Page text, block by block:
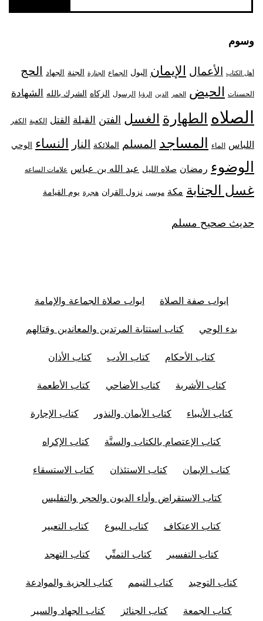
وسوم
أهل الكتاب الأعمال الإيمان البول الجماع الجنازة الجنة الجهاد الحج
الحسنات الحيض الخمر الدين الرؤيا الرسول الزكاه الشرك بالله الشهادة
الصلاه الطهارة الغسل الفتن القبلة القتل الكعبة الكفر
اللباس الماء المساجد المسلم الملائكة النار النساء الوحي
الوضوء رمضان صلاه الليل عبد الله بن عباس علامات الساعه
غسل الجنابة مكة موسى نزول القران هجرة يوم القيامة
حديث صحيح مسلم
ابواب صفة الصلاة ابواب صلاة الجماعة والإمامة
بدء الوحي كتاب استتابة المرتدين والمعاندين وقتالهم
كتاب الأحكام كتاب الأدب كتاب الأذان
كتاب الأشربة كتاب الأضاحي كتاب الأطعمة
كتاب الأنبياء كتاب الأيمان والنذور كتاب الإجارة
كتاب الإعتصام بالكتاب والسنَّة كتاب الإكراه
كتاب الإيمان كتاب الاستئذان كتاب الاستسقاء
كتاب الاستقراض وأداء الديون والحجر والتفليس
كتاب الاعتكاف كتاب البيوع كتاب التعبير
كتاب التفسير كتاب التمنِّي كتاب التهجد
كتاب التوحيد كتاب التيمم كتاب الجزية والموادعة
كتاب الجمعة كتاب الجنائز كتاب الجهاد والسير